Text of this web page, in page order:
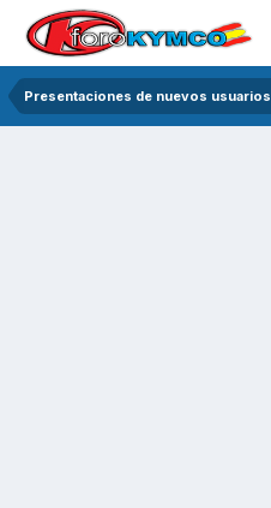
Presentaciones de nuevos usuarios